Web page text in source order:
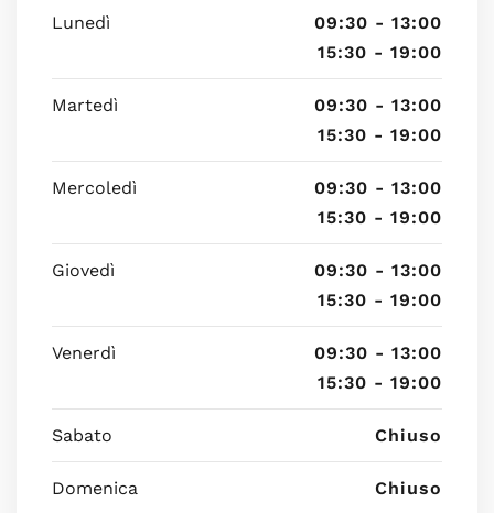
Lunedì
09:30 - 13:00
15:30 - 19:00
Martedì
09:30 - 13:00
15:30 - 19:00
Mercoledì
09:30 - 13:00
15:30 - 19:00
Giovedì
09:30 - 13:00
15:30 - 19:00
Venerdì
09:30 - 13:00
15:30 - 19:00
Sabato Chiuso
Domenica Chiuso